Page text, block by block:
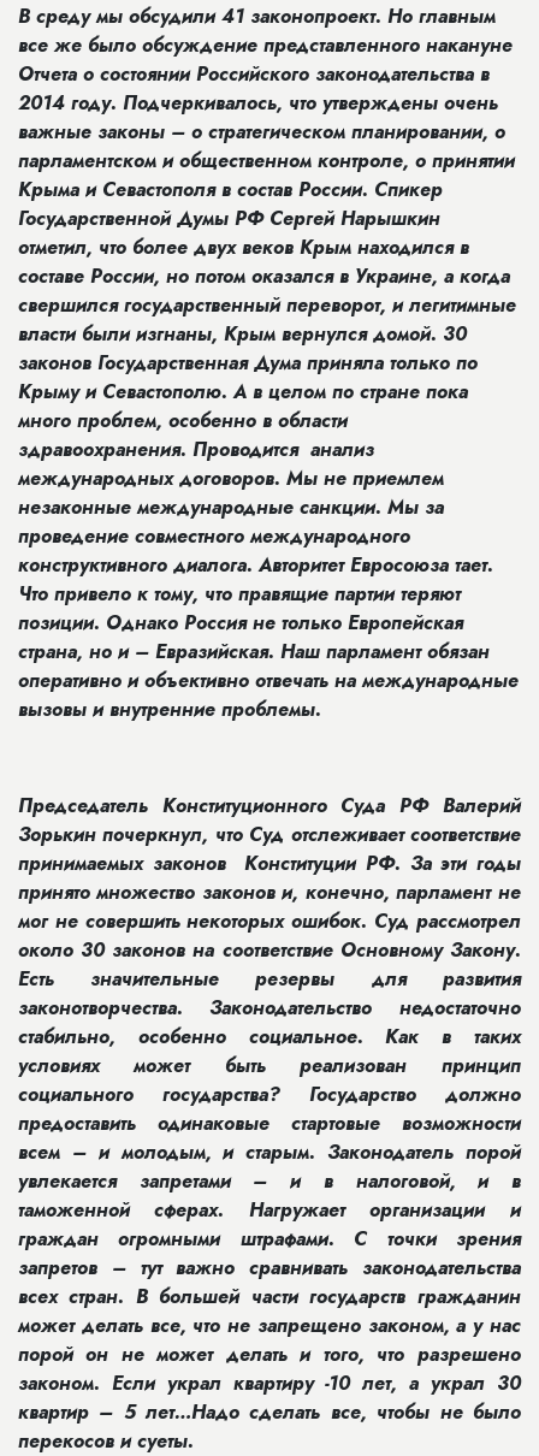
В среду мы обсудили 41 законопроект. Но главным
все же было обсуждение представленного накануне
Отчета о состоянии Российского законодательства в
2014 году. Подчеркивалось, что утверждены очень
важные законы – о стратегическом планировании, о
парламентском и общественном контроле, о принятии
Крыма и Севастополя в состав России. Спикер
Государственной Думы РФ Сергей Нарышкин
отметил, что более двух веков Крым находился в
составе России, но потом оказался в Украине, а когда
свершился государственный переворот, и легитимные
власти были изгнаны, Крым вернулся домой. 30
законов Государственная Дума приняла только по
Крыму и Севастополю. А в целом по стране пока
много проблем, особенно в области
здравоохранения. Проводится анализ
международных договоров. Мы не приемлем
незаконные международные санкции. Мы за
проведение совместного международного
конструктивного диалога. Авторитет Евросоюза тает.
Что привело к тому, что правящие партии теряют
позиции. Однако Россия не только Европейская
страна, но и – Евразийская. Наш парламент обязан
оперативно и объективно отвечать на международные
вызовы и внутренние проблемы.
Председатель Конституционного Суда РФ Валерий
Зорькин почеркнул, что Суд отслеживает соответствие
принимаемых законов Конституции РФ. За эти годы
принято множество законов и, конечно, парламент не
мог не совершить некоторых ошибок. Суд рассмотрел
около 30 законов на соответствие Основному Закону.
Есть значительные резервы для развития
законотворчества. Законодательство недостаточно
стабильно, особенно социальное. Как в таких
условиях может быть реализован принцип
социального государства? Государство должно
предоставить одинаковые стартовые возможности
всем – и молодым, и старым. Законодатель порой
увлекается запретами – и в налоговой, и в
таможенной сферах. Нагружает организации и
граждан огромными штрафами. С точки зрения
запретов – тут важно сравнивать законодательства
всех стран. В большей части государств гражданин
может делать все, что не запрещено законом, а у нас
порой он не может делать и того, что разрешено
законом. Если украл квартиру -10 лет, а украл 30
квартир – 5 лет…Надо сделать все, чтобы не было
перекосов и суеты.